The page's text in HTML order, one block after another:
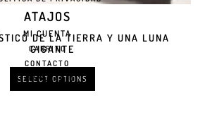
DE LA TIERRA Y UNA LUNA
GIGANTE
SELECT OPTIONS
ATAJOS
MI CUENTA
CARRITO
CONTACTO
FORMULARIO